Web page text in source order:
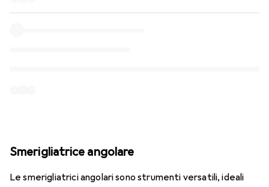
Smerigliatrice angolare
Le smerigliatrici angolari sono strumenti versatili, ideali